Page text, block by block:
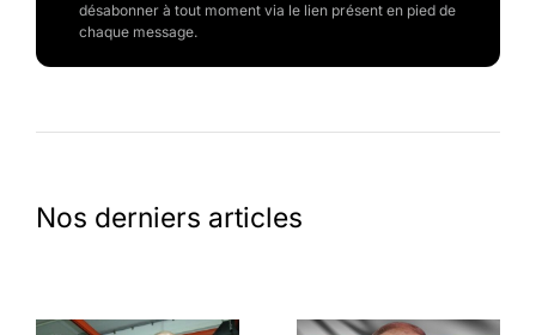
désabonner à tout moment via le lien présent en pied de
chaque message.
Nos derniers articles